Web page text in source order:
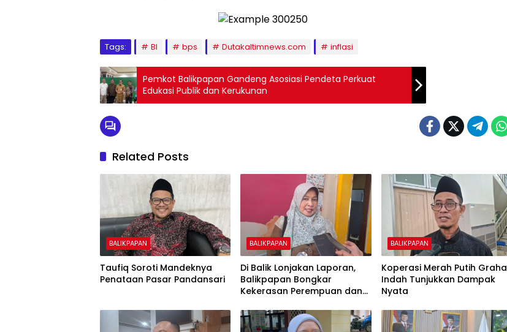
Tags: BI bps Dutakaltimnews.com inflasi
Pemkot Balikpapan Gandeng Asosiasi Pendeta Perkuat
Edukasi Publik dan Kerukunan
Related Posts
BALIKPAPAN
Taufiq Soroti Mandeknya
Penataan Pasar Pandansari
BALIKPAPAN
Di Balik Lonjakan Laporan,
Balikpapan Bongkar
Kekerasan Perempuan dan
BALIKPAPAN
Koperasi Merah Putih Graha
Indah Tunjukkan Dampak
Nyata